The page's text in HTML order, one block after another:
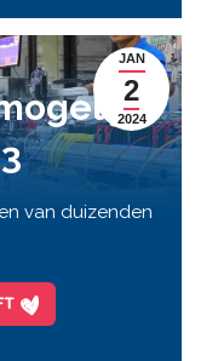
JAN
2
2024
van duizenden